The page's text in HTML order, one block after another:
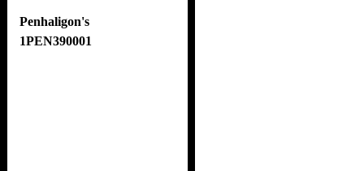
Penhaligon's
1PEN390001